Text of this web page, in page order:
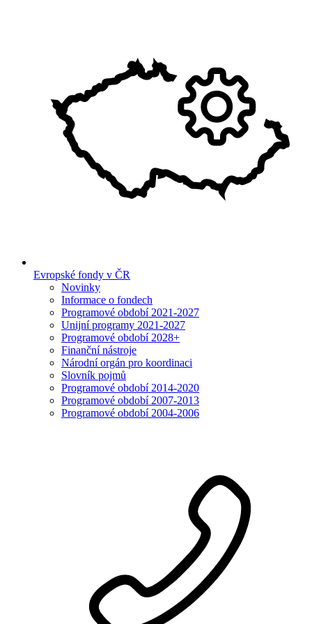
Evropské fondy v ČR
Novinky
Informace o fondech
Programové období 2021-2027
Unijní programy 2021-2027
Programové období 2028+
Finanční nástroje
Národní orgán pro koordinaci
Slovník pojmů
Programové období 2014-2020
Programové období 2007-2013
Programové období 2004-2006